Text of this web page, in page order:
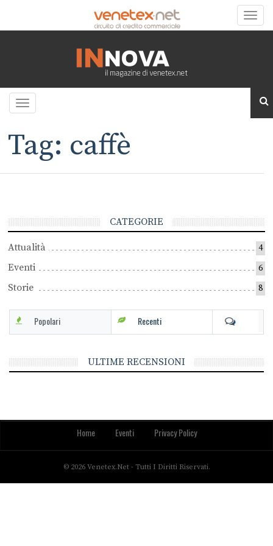
Toggle
Toggle
Tag: caffè
CATEGORIE
Attualità 4
Eventi 6
Storie 8
Popolari Recenti
ULTIME RECENSIONI
Home Eventi Privacy Policy
© 2026 Venetex.net - Tutti I Diritti Riservati.